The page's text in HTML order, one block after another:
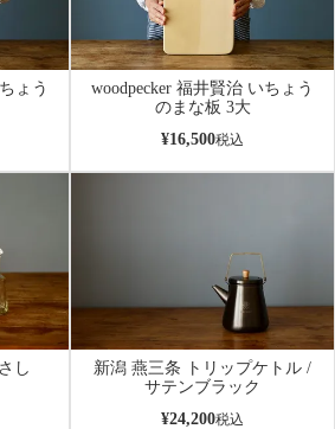
ょう
woodpecker 福井賢治 いちょう
のまな板 3大
¥16,500税込
し
新潟 燕三条 トリップケトル /
サテンブラック
¥24,200税込